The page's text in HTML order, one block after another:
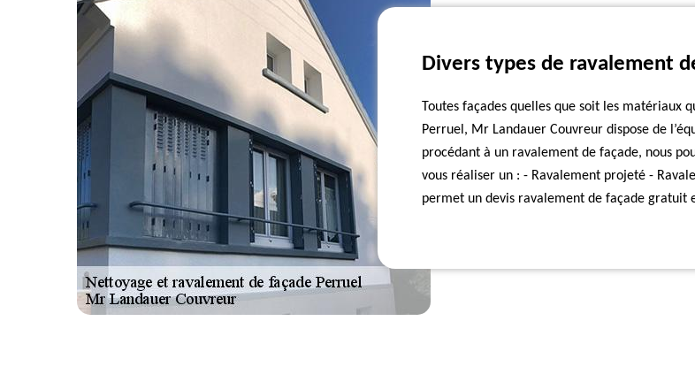
Divers types de ravalement
Toutes façades quelles que soit les matériaux
Perruel, Mr Landauer Couvreur dispose de
procédant à un ravalement de façade, nous
vous réaliser un : - Ravalement projeté -
permet un devis ravalement de façade gratuit